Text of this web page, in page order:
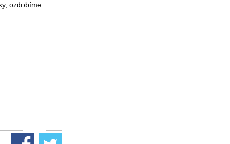
ozdobíme